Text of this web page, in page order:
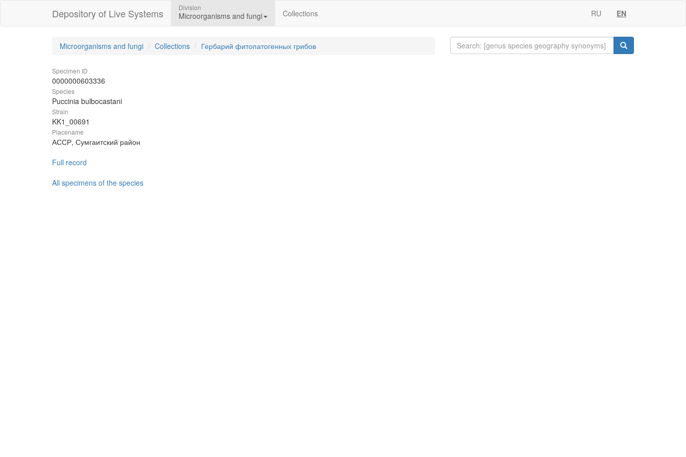
Depository of Live Systems Division
Microorganisms and fungi Collections RU EN
Microorganisms and fungi Collections Гербарий фитопатогенных грибов
Specimen ID
0000000603336
Species
Puccinia bulbocastani
Strain
KK1_00691
Placename
АССР, Сумгаитский район
Full record
All specimens of the species